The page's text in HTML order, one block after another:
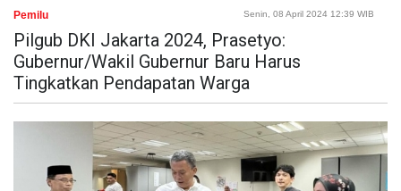
Pemilu Senin, 08 April 2024 12:39 WIB
Pilgub DKI Jakarta 2024, Prasetyo:
Gubernur/Wakil Gubernur Baru Harus
Tingkatkan Pendapatan Warga